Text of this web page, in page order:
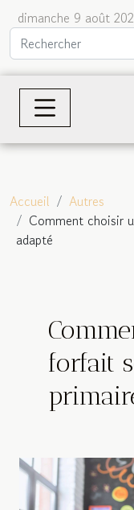
dimanche 9 août
Accueil
Autres
Comment choisir
adapté
forfait